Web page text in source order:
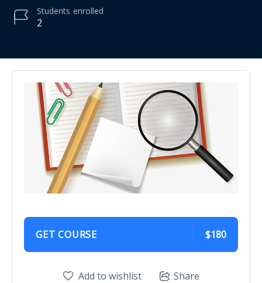
2
Students enrolled
GET COURSE $180
Add to wishlist Share